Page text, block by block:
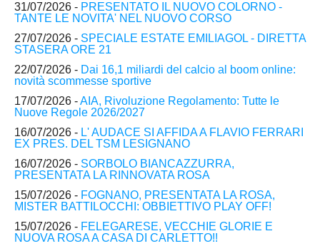
31/07/2026 - PRESENTATO IL NUOVO COLORNO -
TANTE LE NOVITA' NEL NUOVO CORSO
27/07/2026 - SPECIALE ESTATE EMILIAGOL - DIRETTA
STASERA ORE 21
22/07/2026 - Dai 16,1 miliardi del calcio al boom online:
novità scommesse sportive
17/07/2026 -AIA, Rivoluzione Regolamento: Tutte le
Nuove Regole 2026/2027
16/07/2026 - L' AUDACE SI AFFIDA A FLAVIO FERRARI
EX PRES. DEL TSM LESIGNANO
16/07/2026 - SORBOLO BIANCAZZURRA,
PRESENTATA LA RINNOVATA ROSA
15/07/2026 - FOGNANO, PRESENTATA LA ROSA,
MISTER BATTILOCCHI: OBBIETTIVO PLAY OFF!
15/07/2026 - FELEGARESE, VECCHIE GLORIE E
NUOVA ROSA A CASA DI CARLETTO!!